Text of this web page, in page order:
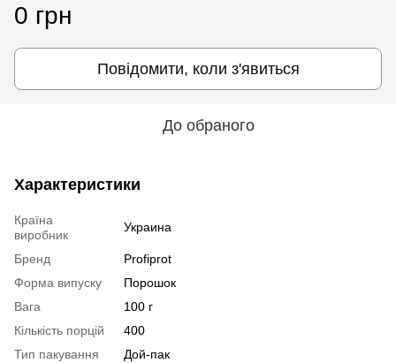
0 грн
Повідомити, коли з'явиться
До обраного
Характеристики
Країна
виробник
Украина
Бренд
Profiprot
Форма випуску
Порошок
Вага
100 г
Кількість порцій
400
Тип пакування
Дой-пак